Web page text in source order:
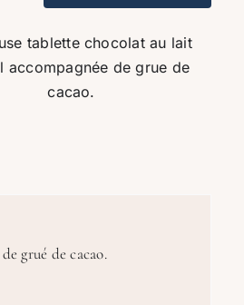
tablette chocolat au lait
accompagnée de grue de
cacao.
grué de cacao.